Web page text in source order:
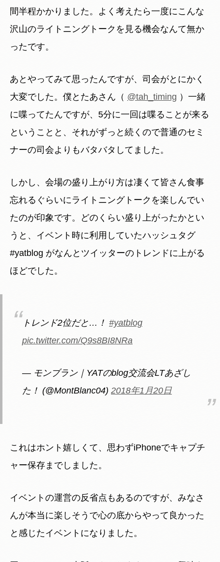
間半程かかりました。よく考えたら一度にこんな
沢山のライトニングトークを見る機会なんて無か
ったです。
あとやってみて思ったんですが、司会がとにかく
大変でした。僕とたあさん（ @tah_timing ）一緒
に喋ってたんですが、5分に一回は喋ることが来る
ということと、それがずっと続くので普通のセミ
ナーの司会よりもバタバタしてました。
しかし、会場の盛り上がり方は凄くて皆さん食事
忘れるぐらいにライトニングトークを楽しんでい
たのが印象です。どのくらい盛り上がったかとい
うと、イベント時に利用していたハッシュタグ
#yatblog がなんとツイッターのトレンドに上がる
ほどでした。
トレンド2位だと…！ #yatblog
pic.twitter.com/Q9s8BI8NRa
— モンブラン｜YATのblog交流会LTあざし
た！ (@MontBlanc04) 2018年1月20日
これはホント嬉しくて、思わずiPhoneでキャプチ
ャー保存までしました。
イベントの運営の反省点もあるのですが、みなさ
んが本当に楽しそうで心の底からやって良かった
と感じたイベントになりました。